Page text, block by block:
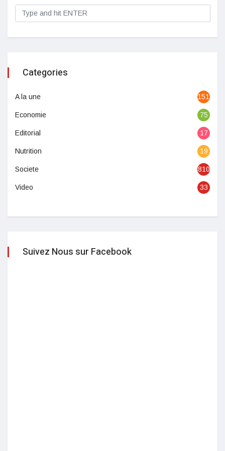
Categories
A la une 1513
Economie 75
Editorial 17
Nutrition 19
Societe 810
Video 33
Suivez Nous sur Facebook